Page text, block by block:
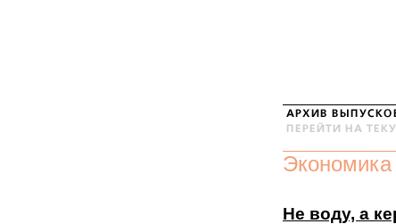
Экономика
Не воду, а